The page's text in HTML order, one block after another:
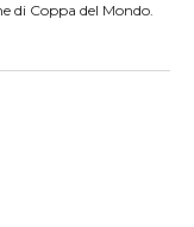
di Coppa del Mondo.